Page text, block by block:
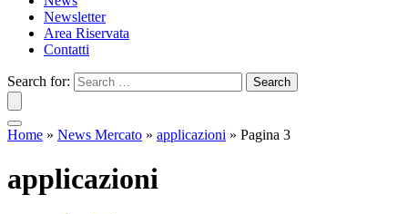
Newsletter
Area Riservata
Contatti
Search for: Search
Home » News Mercato » applicazioni » Pagina 3
applicazioni